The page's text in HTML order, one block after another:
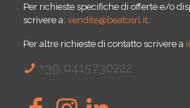
Per richieste specifiche di offerte e/o
scrivere a: vendite@beatosrl.it
Per altre richieste di contatto scrivere a
+39 0415730222